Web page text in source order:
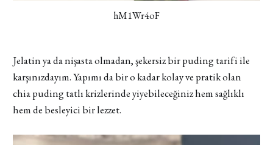
hM1Wr4oF
Jelatin ya da nişasta olmadan, şekersiz bir puding tarifi ile
karşınızdayım. Yapımı da bir o kadar kolay ve pratik olan
chia puding tatlı krizlerinde yiyebileceğiniz hem sağlıklı
hem de besleyici bir lezzet.